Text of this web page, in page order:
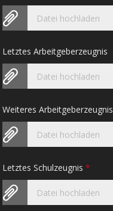
Datei hochladen
Letztes Arbeitgeberzeugnis
Datei hochladen
Weiteres Arbeitgeberzeugnis
Datei hochladen
Letztes Schulzeugnis*
Datei hochladen